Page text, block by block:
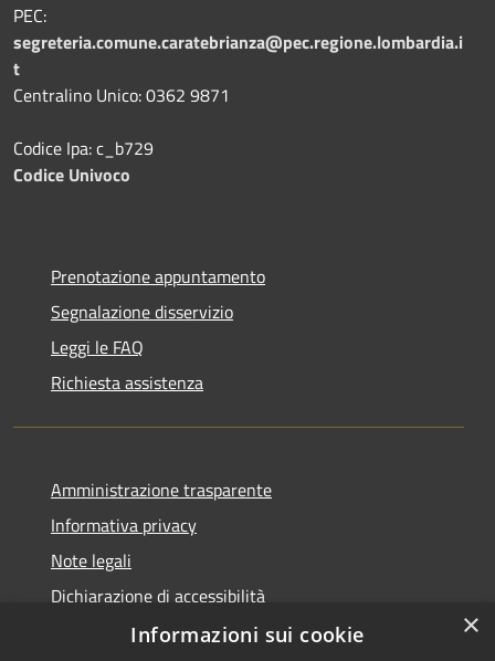
PEC:
segreteria.comune.caratebrianza@pec.regione.lombardia.i
t
Centralino Unico: 0362 9871
Codice Ipa: c_b729
Codice Univoco
Prenotazione appuntamento
Segnalazione disservizio
Leggi le FAQ
Richiesta assistenza
Amministrazione trasparente
Informativa privacy
Note legali
Dichiarazione di accessibilità
×
Informazioni sui cookie